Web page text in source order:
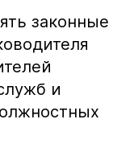
законные
и